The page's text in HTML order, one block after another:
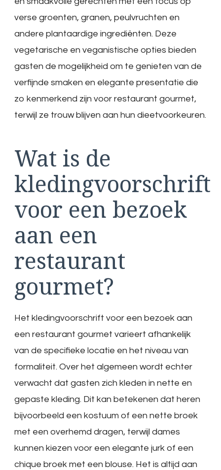
verse groenten, granen, peulvruchten en
andere plantaardige ingrediënten. Deze
vegetarische en veganistische opties bieden
gasten de mogelijkheid om te genieten van de
verfijnde smaken en elegante presentatie die
zo kenmerkend zijn voor restaurant gourmet,
terwijl ze trouw blijven aan hun dieetvoorkeuren.
Wat is de
kledingvoorschrift
voor een bezoek
aan een
restaurant
gourmet?
Het kledingvoorschrift voor een bezoek aan
een restaurant gourmet varieert afhankelijk
van de specifieke locatie en het niveau van
formaliteit. Over het algemeen wordt echter
verwacht dat gasten zich kleden in nette en
gepaste kleding. Dit kan betekenen dat heren
bijvoorbeeld een kostuum of een nette broek
met een overhemd dragen, terwijl dames
kunnen kiezen voor een elegante jurk of een
chique broek met een blouse. Het is altijd aan